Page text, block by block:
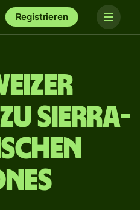
Registrieren
sierra-